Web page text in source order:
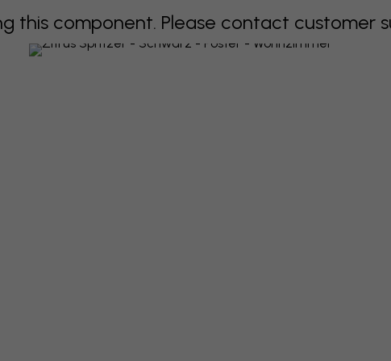
this component. Please contact customer